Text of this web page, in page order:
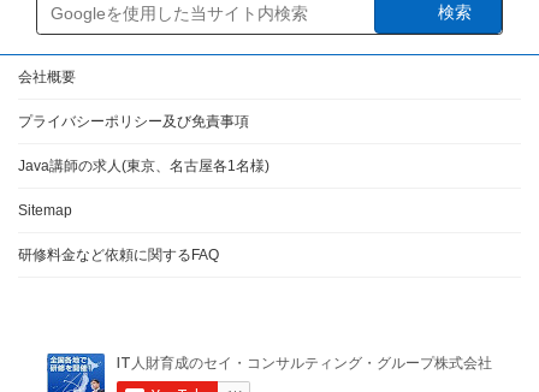
検索
会社概要
プライバシーポリシー及び免責事項
Java講師の求人(東京、名古屋各1名様)
Sitemap
研修料金など依頼に関するFAQ